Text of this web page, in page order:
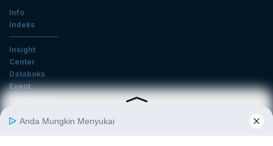
Info
Indeks
Insight
Center
Databoks
Event
KatadataOto